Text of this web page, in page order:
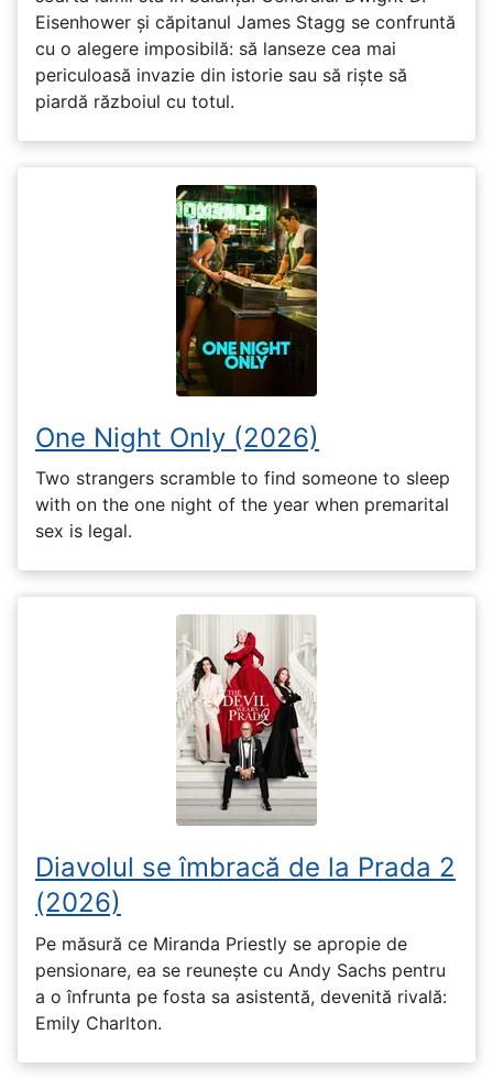
Eisenhower și căpitanul James Stagg se confruntă
cu o alegere imposibilă: să lanseze cea mai
periculoasă invazie din istorie sau să riște să
piardă războiul cu totul.
One Night Only (2026)
Two strangers scramble to find someone to sleep
with on the one night of the year when premarital
sex is legal.
Diavolul se îmbracă de la Prada 2
(2026)
Pe măsură ce Miranda Priestly se apropie de
pensionare, ea se reunește cu Andy Sachs pentru
a o înfrunta pe fosta sa asistentă, devenită rivală:
Emily Charlton.